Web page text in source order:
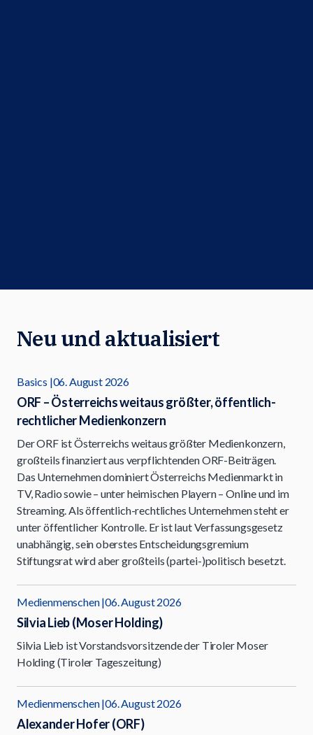
Neu und aktualisiert
Basics 06. August 2026
ORF – Österreichs weitaus größter, öffentlich-
rechtlicher Medienkonzern
Der ORF ist Österreichs weitaus größter Medienkonzern,
großteils finanziert aus verpflichtenden ORF-Beiträgen.
Das Unternehmen dominiert Österreichs Medienmarkt in
TV, Radio sowie – unter heimischen Playern – Online und im
Streaming. Als öffentlich-rechtliches Unternehmen steht er
unter öffentlicher Kontrolle. Er ist laut Verfassungsgesetz
unabhängig, sein oberstes Entscheidungsgremium
Stiftungsrat wird aber großteils (partei-)politisch besetzt.
Medienmenschen 06. August 2026
Silvia Lieb (Moser Holding)
Silvia Lieb ist Vorstandsvorsitzende der Tiroler Moser
Holding (Tiroler Tageszeitung)
Medienmenschen 06. August 2026
Alexander Hofer (ORF)